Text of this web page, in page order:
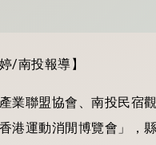
/南投報導】
業聯盟協會、南投民宿
港運動消閒博覽會」，